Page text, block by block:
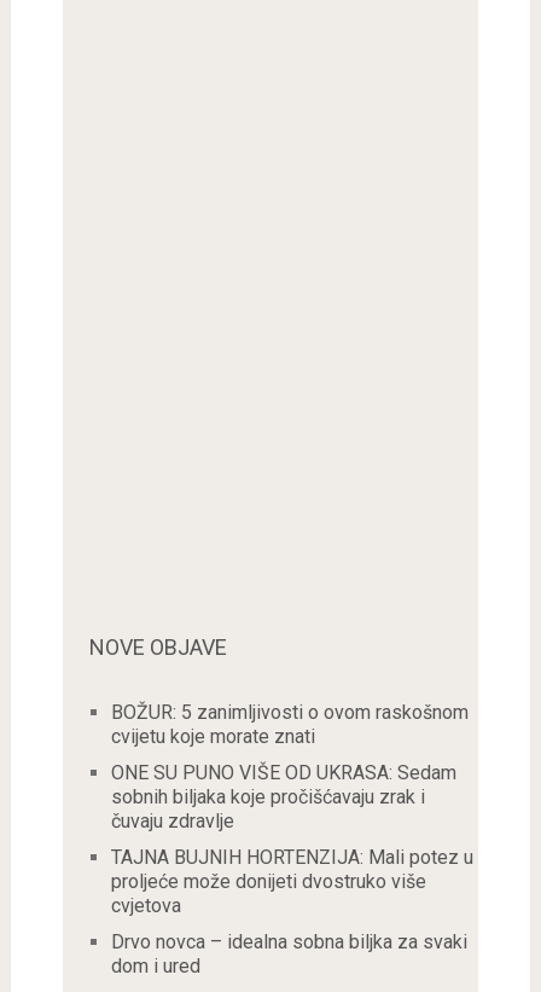
NOVE OBJAVE
BOŽUR: 5 zanimljivosti o ovom raskošnom
cvijetu koje morate znati
ONE SU PUNO VIŠE OD UKRASA: Sedam
sobnih biljaka koje pročišćavaju zrak i
čuvaju zdravlje
TAJNA BUJNIH HORTENZIJA: Mali potez u
proljeće može donijeti dvostruko više
cvjetova
Drvo novca – idealna sobna biljka za svaki
dom i ured